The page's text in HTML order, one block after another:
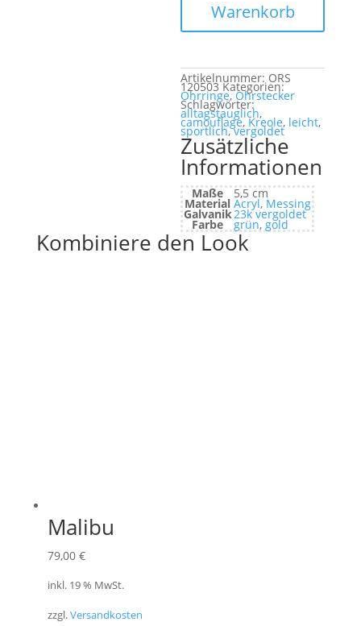
Warenkorb
Artikelnummer: ORS
120503 Kategorien:
Ohrringe,Ohrstecker
Schlagwörter:
alltagstauglich,
camouflage,Kreole, leicht,
sportlich,vergoldet
Zusätzliche
Informationen
Maße 5,5 cm
Material Acryl, Messing
Galvanik23k vergoldet
Farbe grün, gold
Kombiniere den Look
Malibu
79,00 €
inkl. 19 % MwSt.
zzgl.Versandkosten